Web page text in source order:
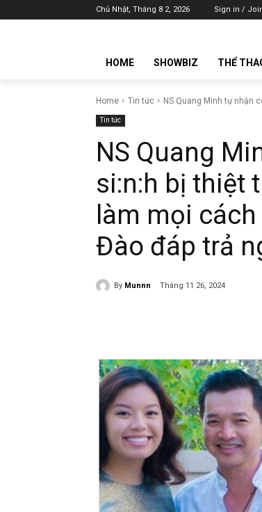
Chủ Nhật, Tháng 8 2, 2026 Sign in /
HOME SHOWBIZ THỂ
Home Tin tức NS Quang Minh tự nhận
Tin tức
NS Quang
si:n:h bị thiệt
làm mọi
Đào đáp trả
By Munnn Tháng 11 26, 2024